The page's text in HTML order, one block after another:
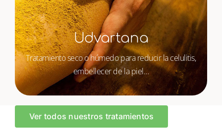
Udvartana
Tratamiento seco o húmedo para reducir la celulitis,
embellecer de la piel…
Ver todos nuestros tratamientos